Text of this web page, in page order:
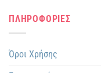
ΠΛΗΡΟΦΟΡΙΕΣ
Όροι Χρήσης